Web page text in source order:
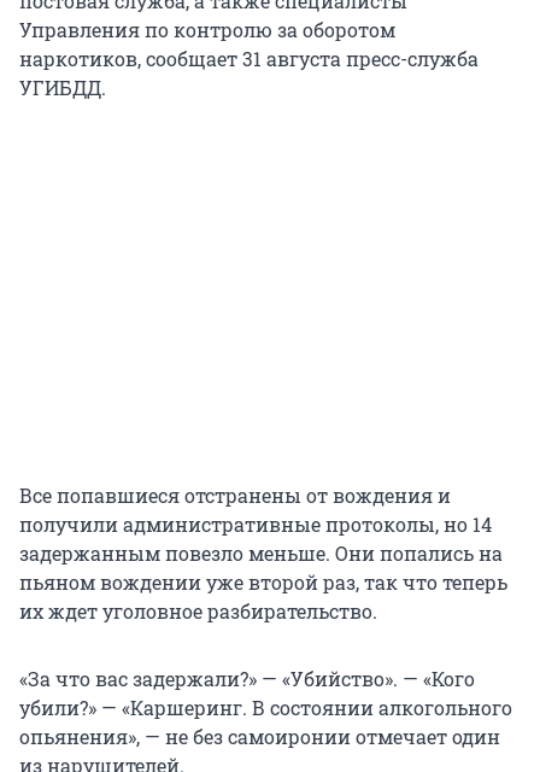
Управления по контролю за оборотом
наркотиков, сообщает 31 августа пресс-служба
УГИБДД.
Все попавшиеся отстранены от вождения и
получили административные протоколы, но 14
задержанным повезло меньше. Они попались на
пьяном вождении уже второй раз, так что теперь
их ждет уголовное разбирательство.
«За что вас задержали?» — «Убийство». — «Кого
убили?» — «Каршеринг. В состоянии алкогольного
опьянения», — не без самоиронии отмечает один
из нарушителей.